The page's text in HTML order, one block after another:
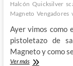
Halcón Quicksilver
Magneto Vengadores
Ayer vimos como
pistoletazo de
Magneto y como
Ver másLa